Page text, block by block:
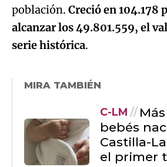
población. Creció en 104.178
alcanzar los 49.801.559, el
serie histórica.
MIRA TAMBIÉN
C-LM
bebés
Castilla-
el primer